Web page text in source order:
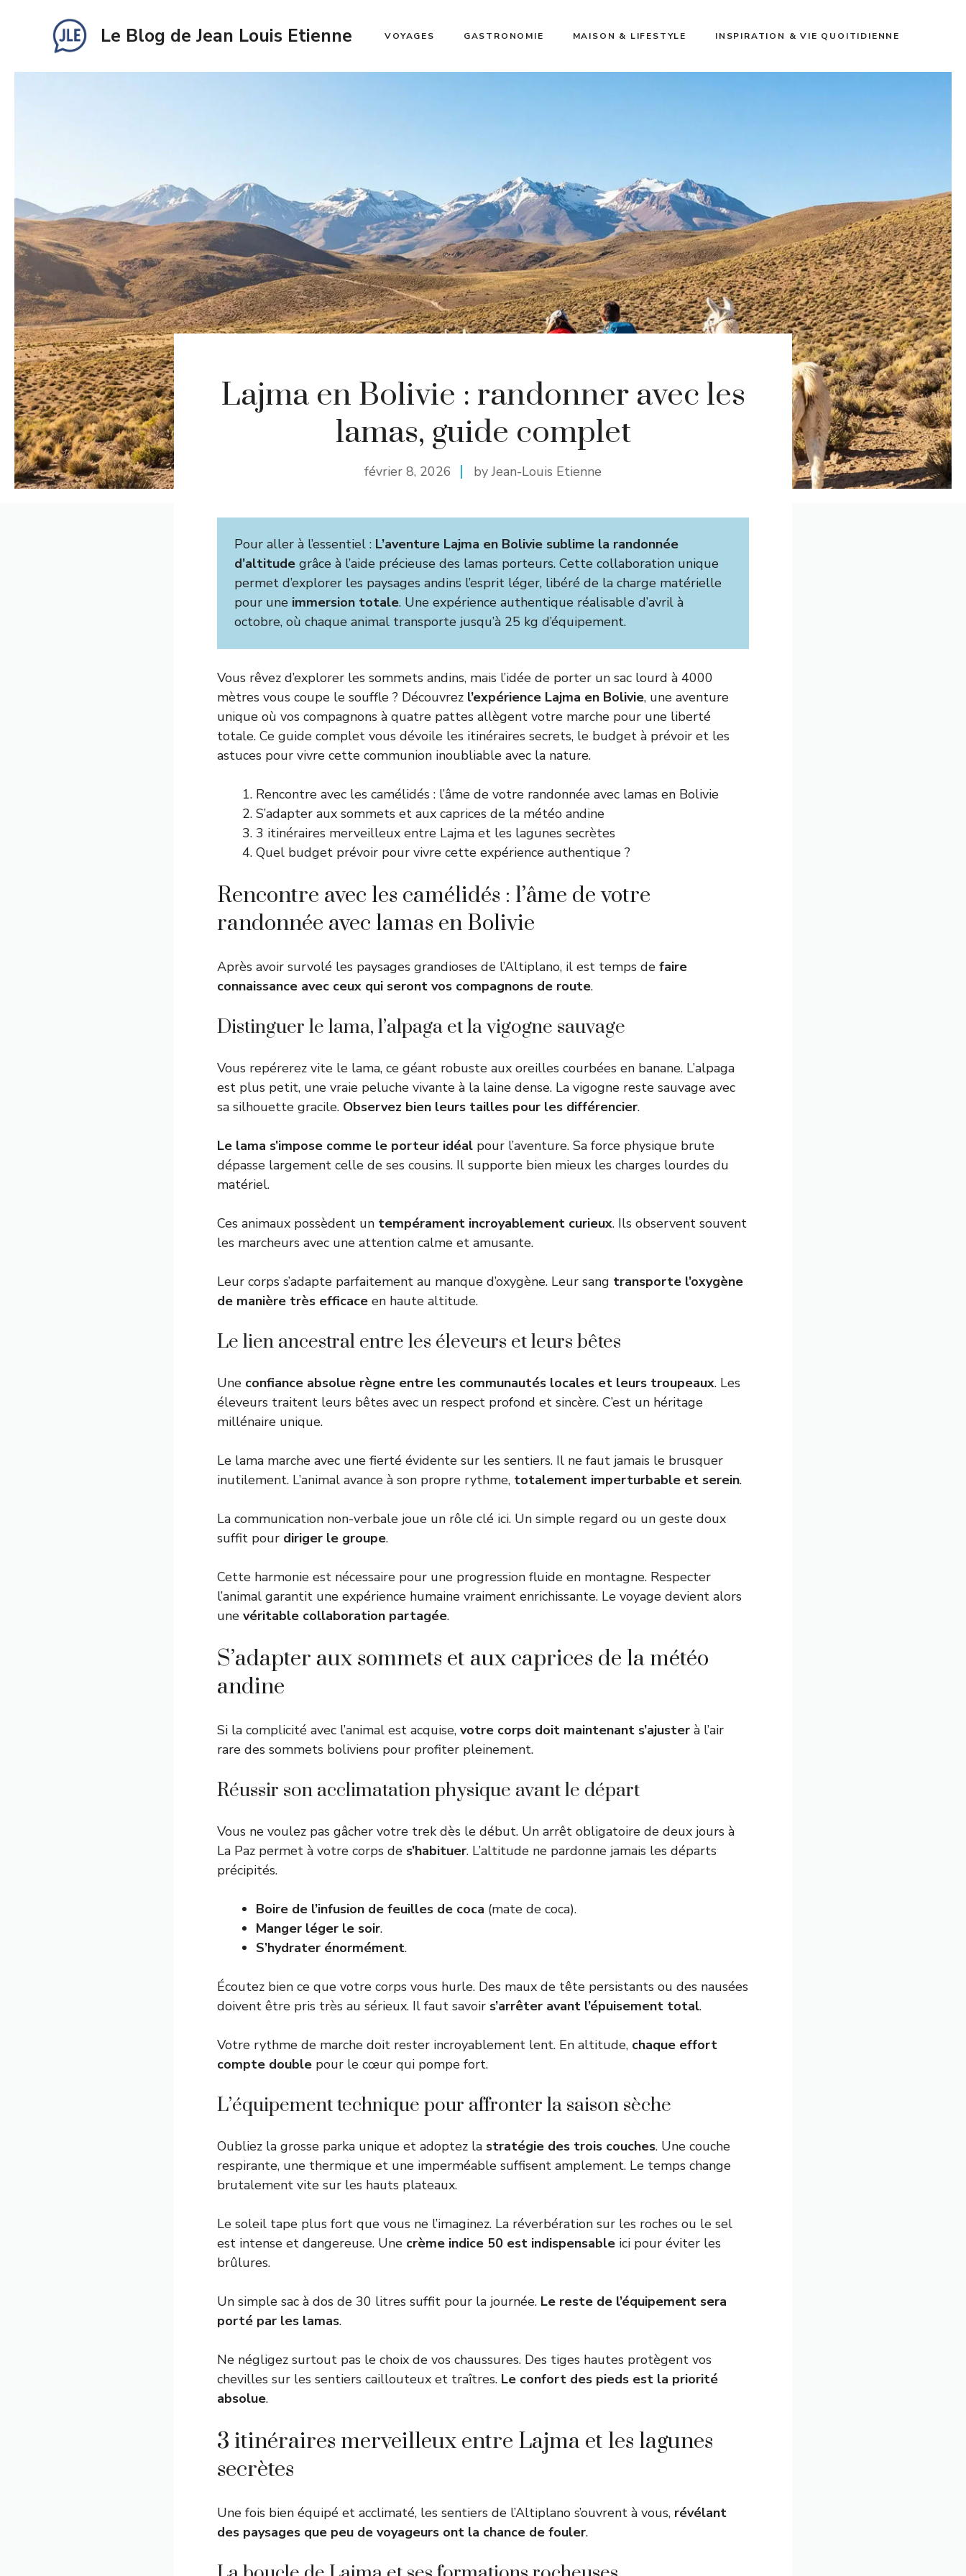
Le Blog de Jean Louis Etienne VOYAGES GASTRONOMIE MAISON & LIFESTYLE INSPIRATION & VIE QUOITIDIENNE
Lajma en Bolivie : randonner avec les
lamas, guide complet
février 8, 2026 by Jean-Louis Etienne
Pour aller à l’essentiel : L’aventure Lajma en Bolivie sublime la randonnée
d’altitude grâce à l’aide précieuse des lamas porteurs. Cette collaboration unique
permet d’explorer les paysages andins l’esprit léger, libéré de la charge matérielle
pour une immersion totale. Une expérience authentique réalisable d’avril à
octobre, où chaque animal transporte jusqu’à 25 kg d’équipement.
Vous rêvez d’explorer les sommets andins, mais l’idée de porter un sac lourd à 4000
mètres vous coupe le souffle ? Découvrez l’expérience Lajma en Bolivie, une aventure
unique où vos compagnons à quatre pattes allègent votre marche pour une liberté
totale. Ce guide complet vous dévoile les itinéraires secrets, le budget à prévoir et les
astuces pour vivre cette communion inoubliable avec la nature.
Rencontre avec les camélidés : l’âme de votre randonnée avec lamas en Bolivie
S’adapter aux sommets et aux caprices de la météo andine
3 itinéraires merveilleux entre Lajma et les lagunes secrètes
Quel budget prévoir pour vivre cette expérience authentique ?
Rencontre avec les camélidés : l’âme de votre
randonnée avec lamas en Bolivie
Après avoir survolé les paysages grandioses de l’Altiplano, il est temps de faire
connaissance avec ceux qui seront vos compagnons de route.
Distinguer le lama, l’alpaga et la vigogne sauvage
Vous repérerez vite le lama, ce géant robuste aux oreilles courbées en banane. L’alpaga
est plus petit, une vraie peluche vivante à la laine dense. La vigogne reste sauvage avec
sa silhouette gracile. Observez bien leurs tailles pour les différencier.
Le lama s’impose comme le porteur idéal pour l’aventure. Sa force physique brute
dépasse largement celle de ses cousins. Il supporte bien mieux les charges lourdes du
matériel.
Ces animaux possèdent un tempérament incroyablement curieux. Ils observent souvent
les marcheurs avec une attention calme et amusante.
Leur corps s’adapte parfaitement au manque d’oxygène. Leur sang transporte l’oxygène
de manière très efficace en haute altitude.
Le lien ancestral entre les éleveurs et leurs bêtes
Une confiance absolue règne entre les communautés locales et leurs troupeaux. Les
éleveurs traitent leurs bêtes avec un respect profond et sincère. C’est un héritage
millénaire unique.
Le lama marche avec une fierté évidente sur les sentiers. Il ne faut jamais le brusquer
inutilement. L’animal avance à son propre rythme, totalement imperturbable et serein.
La communication non-verbale joue un rôle clé ici. Un simple regard ou un geste doux
suffit pour diriger le groupe.
Cette harmonie est nécessaire pour une progression fluide en montagne. Respecter
l’animal garantit une expérience humaine vraiment enrichissante. Le voyage devient alors
une véritable collaboration partagée.
S’adapter aux sommets et aux caprices de la météo
andine
Si la complicité avec l’animal est acquise, votre corps doit maintenant s’ajuster à l’air
rare des sommets boliviens pour profiter pleinement.
Réussir son acclimatation physique avant le départ
Vous ne voulez pas gâcher votre trek dès le début. Un arrêt obligatoire de deux jours à
La Paz permet à votre corps de s’habituer. L’altitude ne pardonne jamais les départs
précipités.
Boire de l’infusion de feuilles de coca (mate de coca).
Manger léger le soir.
S’hydrater énormément.
Écoutez bien ce que votre corps vous hurle. Des maux de tête persistants ou des nausées
doivent être pris très au sérieux. Il faut savoir s’arrêter avant l’épuisement total.
Votre rythme de marche doit rester incroyablement lent. En altitude, chaque effort
compte double pour le cœur qui pompe fort.
L’équipement technique pour affronter la saison sèche
Oubliez la grosse parka unique et adoptez la stratégie des trois couches. Une couche
respirante, une thermique et une imperméable suffisent amplement. Le temps change
brutalement vite sur les hauts plateaux.
Le soleil tape plus fort que vous ne l’imaginez. La réverbération sur les roches ou le sel
est intense et dangereuse. Une crème indice 50 est indispensable ici pour éviter les
brûlures.
Un simple sac à dos de 30 litres suffit pour la journée. Le reste de l’équipement sera
porté par les lamas.
Ne négligez surtout pas le choix de vos chaussures. Des tiges hautes protègent vos
chevilles sur les sentiers caillouteux et traîtres. Le confort des pieds est la priorité
absolue.
3 itinéraires merveilleux entre Lajma et les lagunes
secrètes
Une fois bien équipé et acclimaté, les sentiers de l’Altiplano s’ouvrent à vous, révélant
des paysages que peu de voyageurs ont la chance de fouler.